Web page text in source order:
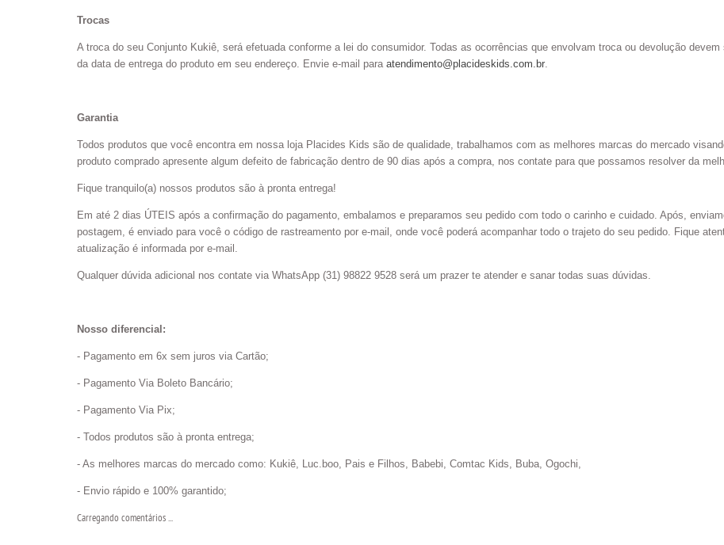
Trocas
A troca do seu Conjunto Kukiê, será efetuada conforme a lei do consumidor. Todas as ocorrências que envolvam troca ou devolução
da data de entrega do produto em seu endereço. Envie e-mail para atendimento@placideskids.com.br.
Garantia
Todos produtos que você encontra em nossa loja Placides Kids são de qualidade, trabalhamos com as melhores marcas do mercado
produto comprado apresente algum defeito de fabricação dentro de 90 dias após a compra, nos contate para que possamos resolver da
Fique tranquilo(a) nossos produtos são à pronta entrega!
Em até 2 dias ÚTEIS após a confirmação do pagamento, embalamos e preparamos seu pedido com todo o carinho e cuidado. Após,
postagem, é enviado para você o código de rastreamento por e-mail, onde você poderá acompanhar todo o trajeto do seu pedido. Fique
atualização é informada por e-mail.
Qualquer dúvida adicional nos contate via WhatsApp (31) 98822 9528 será um prazer te atender e sanar todas suas dúvidas.
Nosso diferencial:
- Pagamento em 6x sem juros via Cartão;
- Pagamento Via Boleto Bancário;
- Pagamento Via Pix;
- Todos produtos são à pronta entrega;
- As melhores marcas do mercado como: Kukiê, Luc.boo, Pais e Filhos, Babebi, Comtac Kids, Buba, Ogochi,
- Envio rápido e 100% garantido;
Carregando comentários ...